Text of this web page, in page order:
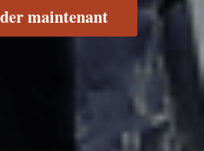
maintenant